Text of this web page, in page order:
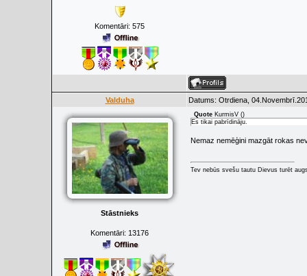
Komentāri: 575
Valduha Datums: Otrdiena,
Stāstnieks
Komentāri: 13176
Quote KurmisV ()
Es tikai pabrīdināju.
Nemaz nemēģini mazgāt rokas
Tev nebūs svešu tautu Dievus turēt